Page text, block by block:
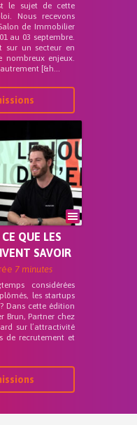
le sujet de cette
Nous recevons
de Immobilier
au 03 septembre.
sur un secteur en
nombreux enjeux.
[&h...
QUE LES
SAVOIR
7 minutes
considérées
les startups
Dans cette édition
Brun, Partner chez
sur l’attractivité
de recrutement et